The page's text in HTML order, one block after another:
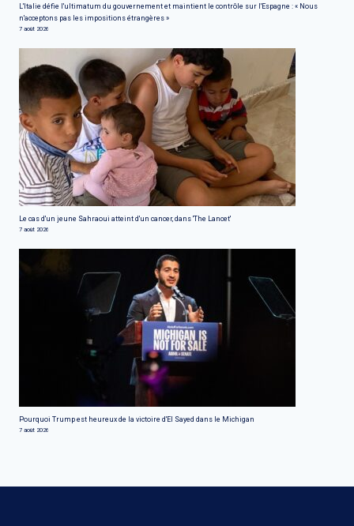
L'Italie défie l'ultimatum du gouvernement et maintient le contrôle sur l'Espagne : « Nous
n'acceptons pas les impositions étrangères »
7 août 2026
Le cas d'un jeune Sahraoui atteint d'un cancer, dans 'The Lancet'
7 août 2026
Pourquoi Trump est heureux de la victoire d'El Sayed dans le Michigan
7 août 2026